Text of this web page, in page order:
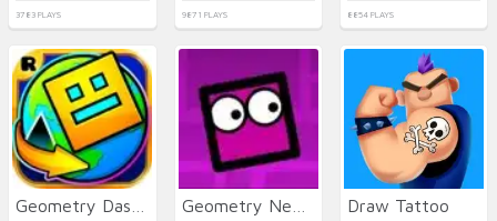
3783 PLAYS 9871 PLAYS 8854 PLAYS
Draw Tattoo